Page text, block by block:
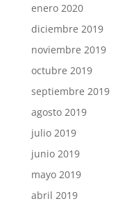
enero 2020
diciembre 2019
noviembre 2019
octubre 2019
septiembre 2019
agosto 2019
julio 2019
junio 2019
mayo 2019
abril 2019